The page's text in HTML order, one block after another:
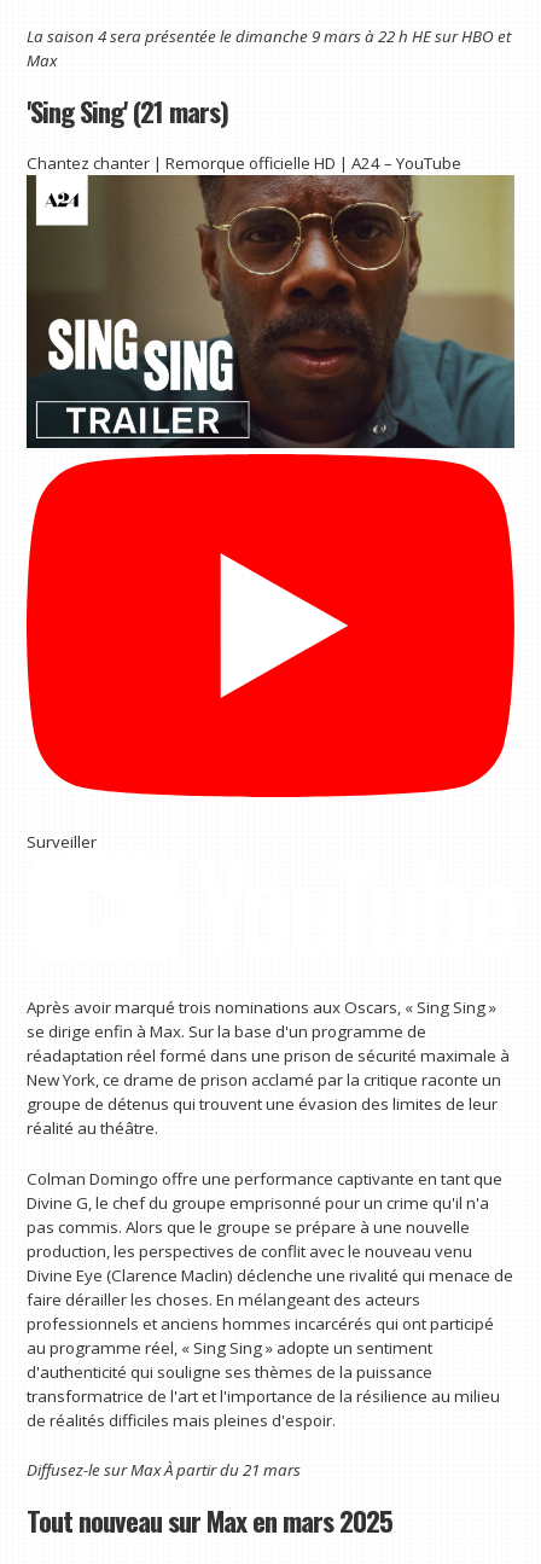
La saison 4 sera présentée le dimanche 9 mars à 22 h HE sur HBO et
Max
'Sing Sing' (21 mars)
Chantez chanter | Remorque officielle HD | A24 – YouTube
Surveiller
Après avoir marqué trois nominations aux Oscars, « Sing Sing »
se dirige enfin à Max. Sur la base d'un programme de
réadaptation réel formé dans une prison de sécurité maximale à
New York, ce drame de prison acclamé par la critique raconte un
groupe de détenus qui trouvent une évasion des limites de leur
réalité au théâtre.
Colman Domingo offre une performance captivante en tant que
Divine G, le chef du groupe emprisonné pour un crime qu'il n'a
pas commis. Alors que le groupe se prépare à une nouvelle
production, les perspectives de conflit avec le nouveau venu
Divine Eye (Clarence Maclin) déclenche une rivalité qui menace de
faire dérailler les choses. En mélangeant des acteurs
professionnels et anciens hommes incarcérés qui ont participé
au programme réel, « Sing Sing » adopte un sentiment
d'authenticité qui souligne ses thèmes de la puissance
transformatrice de l'art et l'importance de la résilience au milieu
de réalités difficiles mais pleines d'espoir.
Diffusez-le surMaxÀ partir du 21 mars
Tout nouveau sur Max en mars 2025